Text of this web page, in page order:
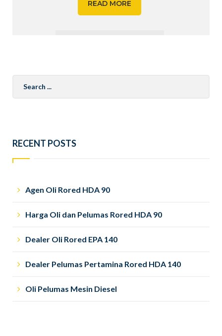
READ MORE
for:
RECENT POSTS
Agen Oli Rored HDA 90
Harga Oli dan Pelumas Rored HDA 90
Dealer Oli Rored EPA 140
Dealer Pelumas Pertamina Rored HDA 140
Oli Pelumas Mesin Diesel